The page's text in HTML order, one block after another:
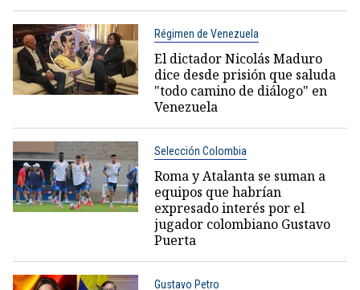
Régimen de Venezuela
El dictador Nicolás Maduro
dice desde prisión que saluda
"todo camino de diálogo" en
Venezuela
Selección Colombia
Roma y Atalanta se suman a
equipos que habrían
expresado interés por el
jugador colombiano Gustavo
Puerta
Gustavo Petro